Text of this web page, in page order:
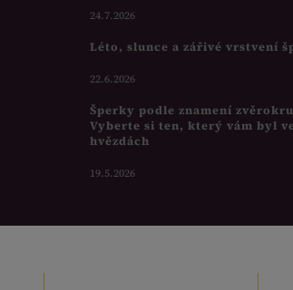
24.7.2026
Léto, slunce a zářivé vrstvení
22.6.2026
Šperky podle znamení
Vyberte si ten, který vám byl
hvězdách
19.5.2026